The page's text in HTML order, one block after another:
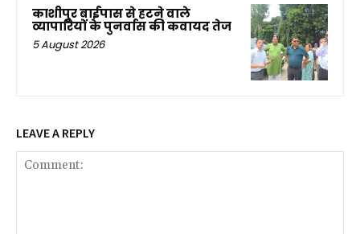
काशीपुर बाईपास से हटने वाले
व्यापारियों के पुनर्वास की कवायद तेज
5 August 2026
LEAVE A REPLY